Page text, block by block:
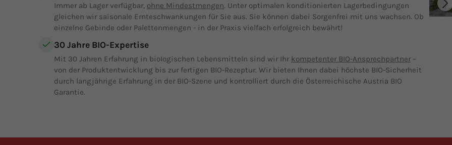
Immer ab Lager verfügbar, ohne Mindestmengen. Unter optimalen konditionierten Lagerbedingungen
gleichen wir saisonale Ernteschwankungen für Sie aus. Sie können dabei Sorgenfrei mit uns wachsen. Ob
einzelne Gebinde oder Palettenmengen - in der Praxis vielfach erfolgreich bewährt!
30 Jahre BIO-Expertise
Mit 30 Jahren Erfahrung in biologischen Lebensmitteln sind wir Ihr kompetenter BIO-Ansprechpartner –
von der Produktentwicklung bis zur fertigen BIO-Rezeptur. Wir bieten Ihnen dabei höchste BIO-Sicherheit
durch langjährige Erfahrung in der BIO-Szene und kontrolliert durch die Österreichische Austria BIO
Garantie.